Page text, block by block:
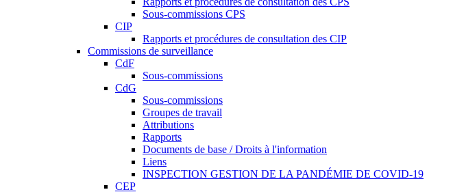
Sous-commissions CPS
CIP
Rapports et procédures de consultation des CIP
Commissions de surveillance
CdF
Sous-commissions
CdG
Sous-commissions
Groupes de travail
Attributions
Rapports
Documents de base / Droits à l'information
Liens
INSPECTION GESTION DE LA PANDÉMIE DE COVID-19
CEP